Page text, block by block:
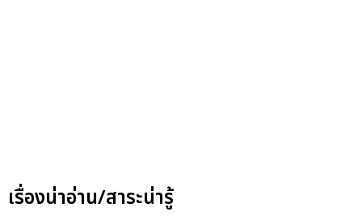
เรื่องน่าอ่าน/สาระน่ารู้